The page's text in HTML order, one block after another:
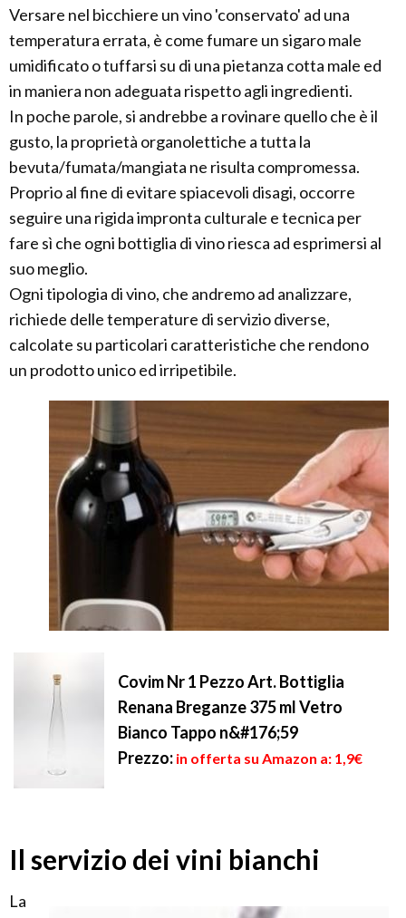
Versare nel bicchiere un vino 'conservato' ad una
temperatura errata, è come fumare un sigaro male
umidificato o tuffarsi su di una pietanza cotta male ed
in maniera non adeguata rispetto agli ingredienti.
In poche parole, si andrebbe a rovinare quello che è il
gusto, la proprietà organolettiche a tutta la
bevuta/fumata/mangiata ne risulta compromessa.
Proprio al fine di evitare spiacevoli disagi, occorre
seguire una rigida impronta culturale e tecnica per
fare sì che ogni bottiglia di vino riesca ad esprimersi al
suo meglio.
Ogni tipologia di vino, che andremo ad analizzare,
richiede delle temperature di servizio diverse,
calcolate su particolari caratteristiche che rendono
un prodotto unico ed irripetibile.
Covim Nr 1 Pezzo Art. Bottiglia
Renana Breganze 375 ml Vetro
Bianco Tappo n&#176;59
Prezzo: in offerta su Amazon a: 1,9€
Il servizio dei vini bianchi
La